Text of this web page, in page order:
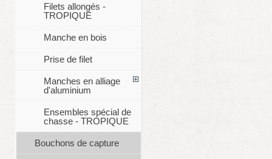
Filets allongés -
TROPIQUE
Manche en bois
Prise de filet
Manches en alliage
d'aluminium
Ensembles spécial de
chasse - TROPIQUE
Bouchons de capture